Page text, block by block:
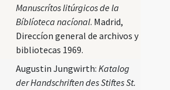
Manuscrítos litúrgicos de la
Bíblíoteca nacíonal. Madrid,
Direccíon general de archivos y
bibliotecas 1969.
Augustin Jungwirth:Katalog
der Handschriften des Stiftes St.